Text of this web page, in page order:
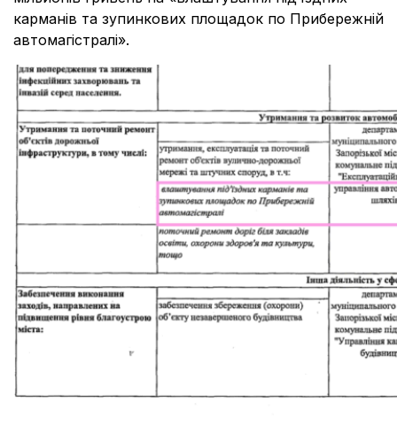
карманів та зупинкових площадок по Прибережній
автомагістралі».